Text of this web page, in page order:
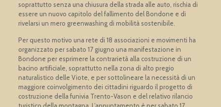
soprattutto senza una chiusura della strada alle auto, rischia di
essere un nuovo capitolo del fallimento del Bondone e di
rivelarsi un mero greenwashing di mobilità sostenibile.
Per questo motivo una rete di 18 associazioni e movimenti ha
organizzato per sabato 17 giugno una manifestazione in
Bondone per esprimere la contrarietà alla costruzione di un
bacino artificiale, soprattutto nella zona di alto pregio
naturalistico delle Viote, e per sottolineare la necessità di un
maggiore coinvolgimento dei cittadini riguardo il progetto di
costruzione della funivia Trento-Vason e del relativo rilancio